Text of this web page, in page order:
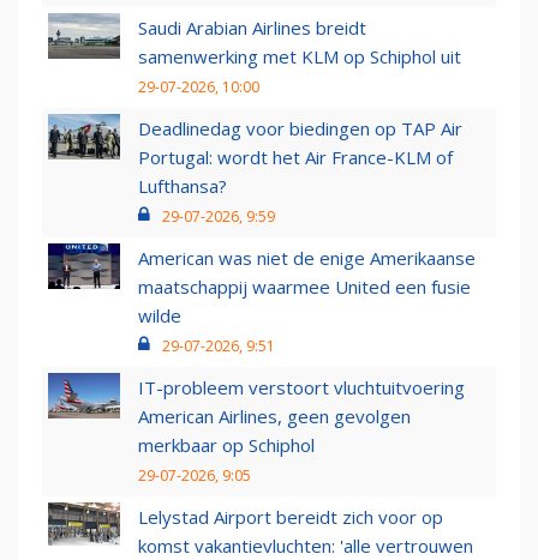
Saudi Arabian Airlines breidt
samenwerking met KLM op Schiphol uit
29-07-2026, 10:00
Deadlinedag voor biedingen op TAP Air
Portugal: wordt het Air France-KLM of
Lufthansa?
29-07-2026, 9:59
American was niet de enige Amerikaanse
maatschappij waarmee United een fusie
wilde
29-07-2026, 9:51
IT-probleem verstoort vluchtuitvoering
American Airlines, geen gevolgen
merkbaar op Schiphol
29-07-2026, 9:05
Lelystad Airport bereidt zich voor op
komst vakantievluchten: 'alle vertrouwen